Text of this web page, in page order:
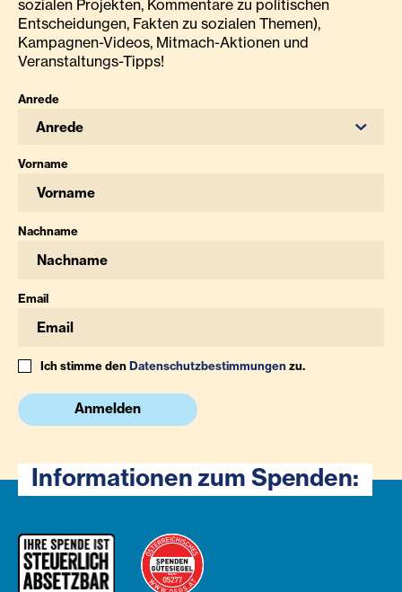
sozialen Projekten, Kommentare zu politischen
Entscheidungen, Fakten zu sozialen Themen),
Kampagnen-Videos, Mitmach-Aktionen und
Veranstaltungs-Tipps!
Anrede
Anrede
Vorname
Nachname
Email
Ich stimme denDatenschutzbestimmungenzu.
Anmelden
Informationen zum Spenden: